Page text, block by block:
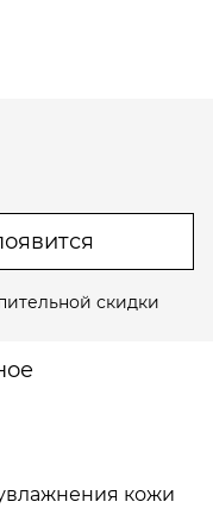
скидки
кожи